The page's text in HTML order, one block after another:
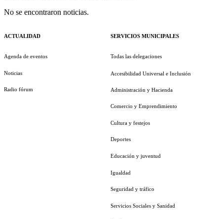
No se encontraron noticias.
ACTUALIDAD
Agenda de eventos
Noticias
Radio fórum
SERVICIOS MUNICIPALES
Todas las delegaciones
Accesibilidad Universal e Inclusión
Administración y Hacienda
Comercio y Emprendimiento
Cultura y festejos
Deportes
Educación y juventud
Igualdad
Seguridad y tráfico
Servicios Sociales y Sanidad